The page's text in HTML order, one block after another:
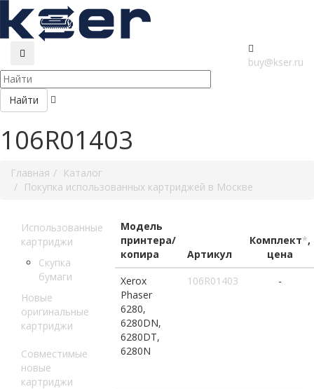
buy@kser.ru
Найти
106R01403
Главная
Каталог
Покупка использованных картриджей в Москве
Использованные
картриджи
Скупка
бумаги
Новые
оригинальные
картриджи
Совместимые
новые
картриджи
Модель
принтера/
копира
Артикул
Комплект*,
цена
Xerox
Phaser
6280,
6280DN,
6280DT,
6280N
106R01403 -